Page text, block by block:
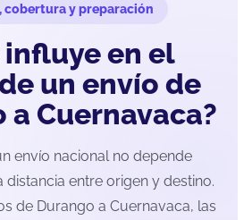
cobertura y preparación
influye en el
un envío de
a Cuernavaca?
envío nacional no depende
distancia entre origen y destino.
de Durango a Cuernavaca, las